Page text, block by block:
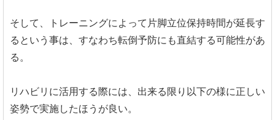
そして、トレーニングによって片脚立位保持時間が延長す
るという事は、すなわち転倒予防にも直結する可能性があ
る。
リハビリに活用する際には、出来る限り以下の様に正しい
姿勢で実施したほうが良い。